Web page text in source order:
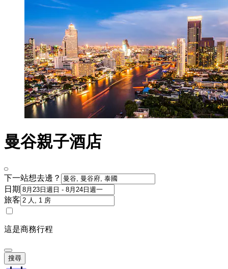
曼谷親子酒店
下一站想去邊？
日期
旅客
這是商務行程
搜尋